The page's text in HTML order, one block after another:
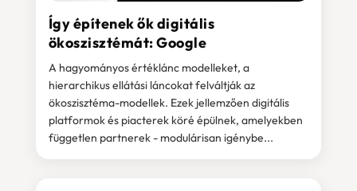
Így építenek ők digitális
ökoszisztémát: Google
A hagyományos értéklánc modelleket, a
hierarchikus ellátási láncokat felváltják az
ökoszisztéma-modellek. Ezek jellemzően digitális
platformok és piacterek köré épülnek, amelyekben
független partnerek - modulárisan igénybe...